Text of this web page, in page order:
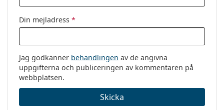
Din mejladress *
Jag godkänner behandlingen av de angivna
uppgifterna och publiceringen av kommentaren på
webbplatsen.
Skicka